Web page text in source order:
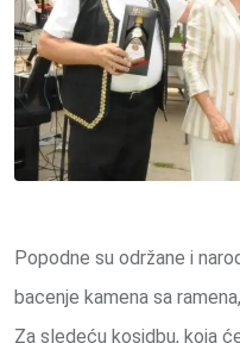
Popodne su održane i
bacenje kamena sa
Za sledeću kosidbu, koja